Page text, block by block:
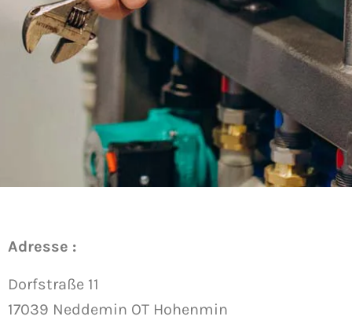
Adresse :
Dorfstraße 11
17039 Neddemin OT Hohenmin